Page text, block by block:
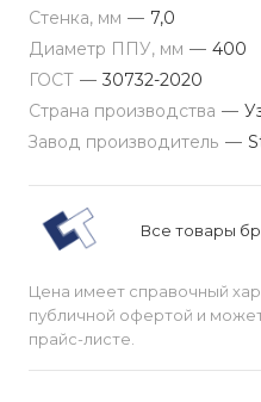
Стенка, мм — 7,0
Диаметр ППУ, мм — 400
ГОСТ — 30732-2020
Страна производства —
Завод производитель —
Все товары
Цена имеет справочный
публичной офертой и
прайс-листе.